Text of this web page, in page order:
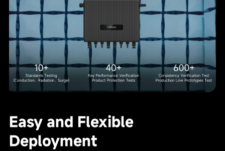
Easy and Flexible
Deployment